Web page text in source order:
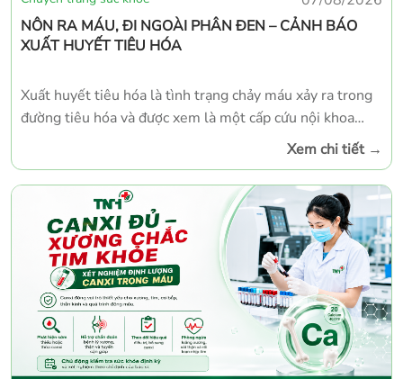
NÔN RA MÁU, ĐI NGOÀI PHÂN ĐEN – CẢNH BÁO
XUẤT HUYẾT TIÊU HÓA
Xuất huyết tiêu hóa là tình trạng chảy máu xảy ra trong
đường tiêu hóa và được xem là một cấp cứu nội khoa
nguy hiểm. Nếu không được phát hiện và điều trị kịp
sốc và đe dọa tính mạng. Các bác sĩ khuyến cáo người
dân cần đặc biệt lưu ý những dấu hiệu cảnh báo sau và
đến ngay cơ sở y tế để được thăm khám:
Xem chi tiết→